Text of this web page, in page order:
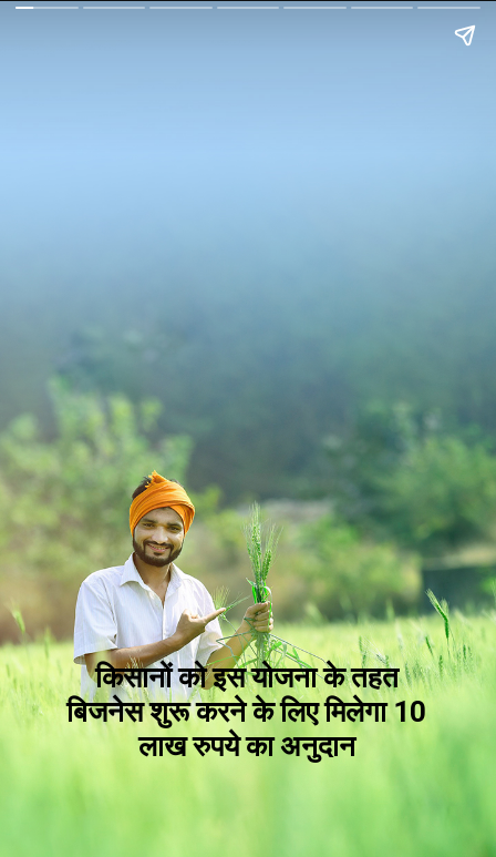
किसानों को इस योजना के तहत
बिजनेस शुरू करने के लिए मिलेगा 10
लाख रुपये का अनुदान